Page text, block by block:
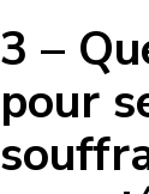
3 –
pour